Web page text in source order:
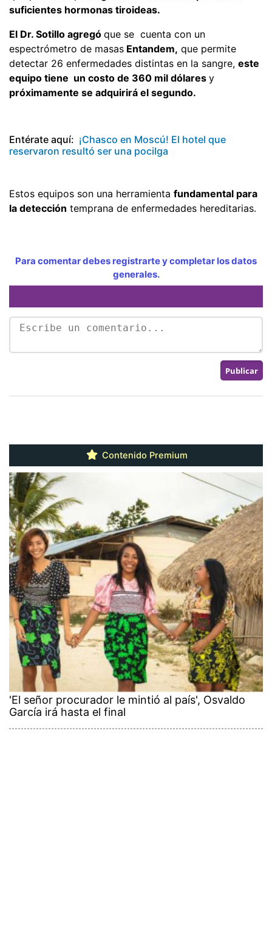
suficientes hormonas tiroideas.
El Dr. Sotillo agregó que se cuenta con un
espectrómetro de masas Entandem, que permite
detectar 26 enfermedades distintas en la sangre, este
equipo tiene un costo de 360 mil dólares y
próximamente se adquirirá el segundo.
Entérate aquí: ¡Chasco en Moscú! El hotel que
reservaron resultó ser una pocilga
Estos equipos son una herramienta fundamental para
la detección temprana de enfermedades hereditarias.
Para comentar debes registrarte y completar los datos
generales.
Contenido Premium
'El señor procurador le mintió al país', Osvaldo
García irá hasta el final